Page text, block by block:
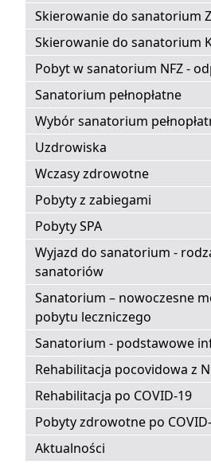
Skierowanie do sanatorium
Skierowanie do sanatorium
Pobyt w sanatorium NFZ -
Sanatorium pełnopłatne
Wybór sanatorium
Uzdrowiska
Wczasy zdrowotne
Pobyty z zabiegami
Pobyty SPA
Wyjazd do sanatorium -
sanatoriów
Sanatorium – nowoczesne
pobytu leczniczego
Sanatorium - podstawowe
Rehabilitacja pocovidowa z
Rehabilitacja po COVID-19
Pobyty zdrowotne po
Aktualności